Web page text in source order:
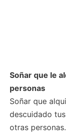
Soñar que le
personas
Soñar que
descuidado
otras